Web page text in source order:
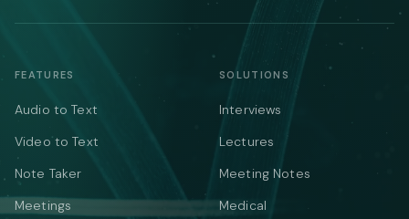
FEATURES
Audio to Text
Video to Text
Note Taker
Meetings
SOLUTIONS
Interviews
Lectures
Meeting Notes
Medical